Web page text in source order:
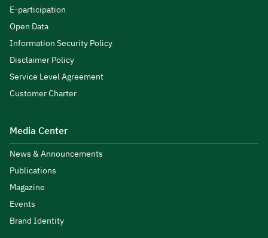
E-participation
Open Data
Information Security Policy
Disclaimer Policy
Service Level Agreement
Customer Charter
Media Center
News & Announcements
Publications
Magazine
Events
Brand Identity